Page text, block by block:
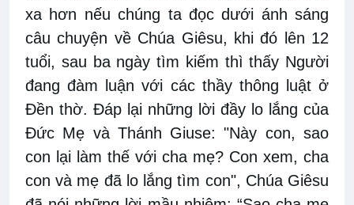
xa hơn nếu chúng ta đọc dưới ánh sáng
câu chuyện về Chúa Giêsu, khi đó lên 12
tuổi, sau ba ngày tìm kiếm thì thấy Người
đang đàm luận với các thầy thông luật ở
Đền thờ. Đáp lại những lời đầy lo lắng của
Đức Mẹ và Thánh Giuse: "Này con, sao
con lại làm thế với cha mẹ? Con xem, cha
con và mẹ đã lo lắng tìm con", Chúa Giêsu